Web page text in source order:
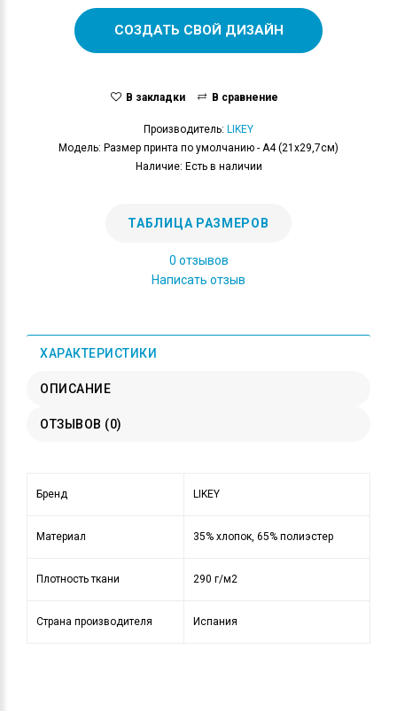
СОЗДАТЬ СВОЙ ДИЗАЙН
В закладки В сравнение
Производитель: LIKEY
Модель: Размер принта по умолчанию - А4 (21x29,7см)
Наличие: Есть в наличии
ТАБЛИЦА РАЗМЕРОВ
0 отзывов
Написать отзыв
ХАРАКТЕРИСТИКИ
ОПИСАНИЕ
ОТЗЫВОВ (0)
Бренд LIKEY
Материал 35% хлопок, 65% полиэстер
Плотность ткани 290 г/м2
Страна производителя Испания